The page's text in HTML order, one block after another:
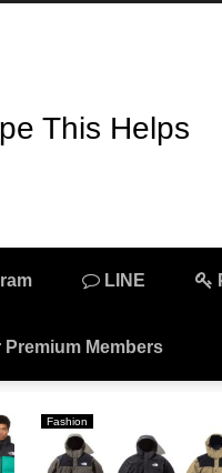
This Helps
LINE
Premium Members